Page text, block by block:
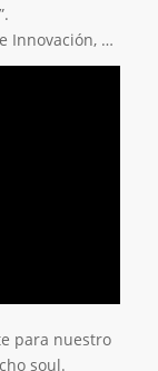
Innovación, …
para nuestro
soul.